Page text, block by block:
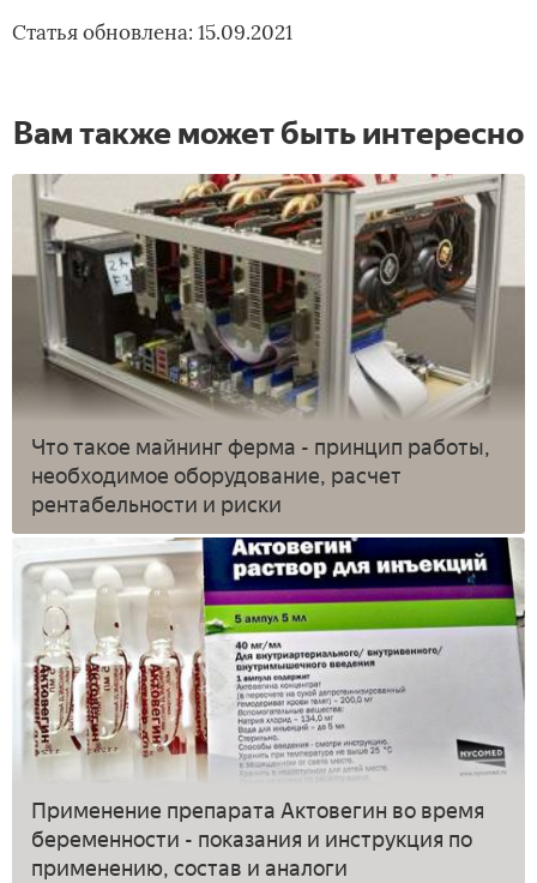
Статья обновлена: 15.09.2021
Вам также может быть интересно
Что такое майнинг ферма - принцип работы,
необходимое оборудование, расчет
рентабельности и риски
Применение препарата Актовегин во время
беременности - показания и инструкция по
применению, состав и аналоги